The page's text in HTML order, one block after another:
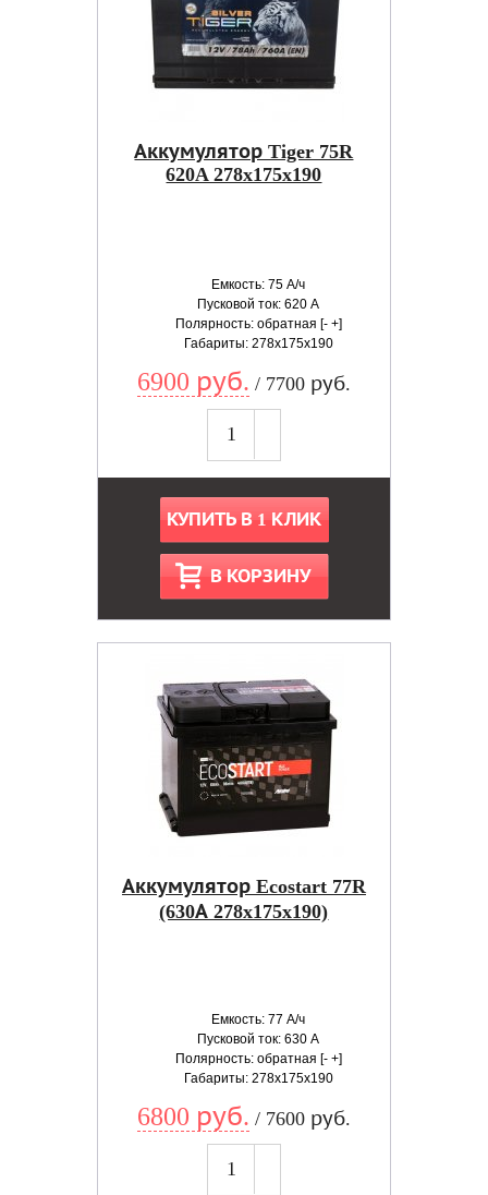
Аккумулятор Tiger 75R
620A 278x175x190
Емкость: 75 А/ч
Пусковой ток: 620 А
Полярность: обратная [- +]
Габариты: 278x175x190
6900 руб. / 7700 руб.
КУПИТЬ В 1 КЛИК
В КОРЗИНУ
Аккумулятор Ecostart 77R
(630А 278x175x190)
Емкость: 77 А/ч
Пусковой ток: 630 А
Полярность: обратная [- +]
Габариты: 278x175x190
6800 руб. / 7600 руб.